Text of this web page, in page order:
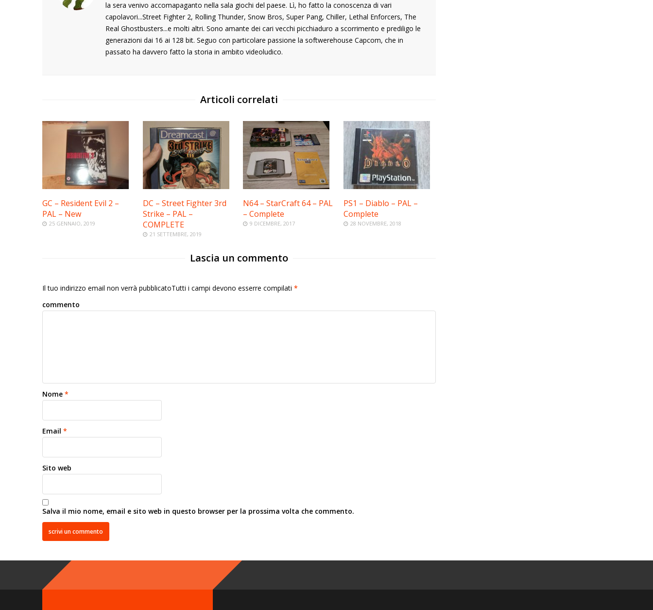
la sera venivo accomapaganto nella sala giochi del paese. Lì, ho fatto la conoscenza di vari
capolavori...Street Fighter 2, Rolling Thunder, Snow Bros, Super Pang, Chiller, Lethal Enforcers, The
Real Ghostbusters...e molti altri. Sono amante dei cari vecchi picchiaduro a scorrimento e prediligo le
generazioni dai 16 ai 128 bit. Seguo con particolare passione la softwerehouse Capcom, che in
passato ha davvero fatto la storia in ambito videoludico.
Articoli correlati
GC – Resident Evil 2 –
PAL – New
25 GENNAIO, 2019
DC – Street Fighter 3rd
Strike – PAL –
COMPLETE
21 SETTEMBRE, 2019
N64 – StarCraft 64 – PAL
– Complete
9 DICEMBRE, 2017
PS1 – Diablo – PAL –
Complete
28 NOVEMBRE, 2018
Lascia un commento
Il tuo indirizzo email non verrà pubblicatoTutti i campi devono esserre compilati *
commento
Nome *
Email *
Sito web
Salva il mio nome, email e sito web in questo browser per la prossima volta che commento.